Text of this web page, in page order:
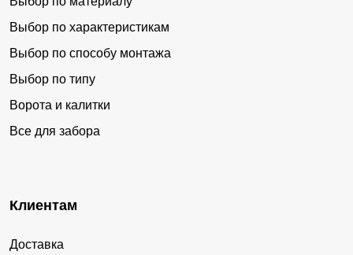
Выбор по характеристикам
Выбор по способу монтажа
Выбор по типу
Ворота и калитки
Все для забора
Клиентам
Доставка